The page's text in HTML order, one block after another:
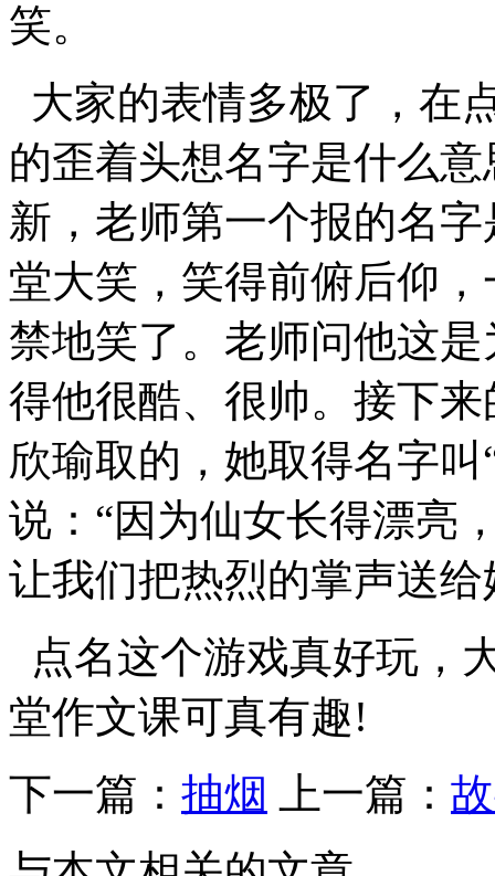
笑。
大家的表情多极了，在
的歪着头想名字是什么
新，老师第一个报的名
堂大笑，笑得前俯后仰
禁地笑了。老师问他这
得他很酷、很帅。接下
欣瑜取的，她取得名字
说：“因为仙女长得漂亮
让我们把热烈的掌声送给
点名这个游戏真好玩，
堂作文课可真有趣!
下一篇： 抽烟 上一篇：